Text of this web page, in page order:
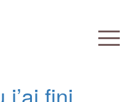
j’ai fini